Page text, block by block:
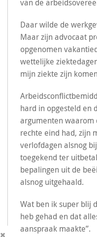
van de
Daar wilde de
Maar zijn advocaat
opgenomen
wettelijke
mijn ziekte zijn
hard in opgesteld en
argumenten waarom
rechte eind had, zijn
verlofdagen alsnog
toegekend ter
bepalingen uit de
alsnog uitgehaald.
Wat ben ik super blij
heb gehad en dat
aanspraak maakte”.